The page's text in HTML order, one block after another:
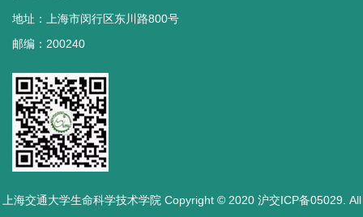
地址：上海市闵行区东川路800号
邮编：200240
上海交通大学生命科学技术学院 Copyright © 2020 沪交ICP备05029. All